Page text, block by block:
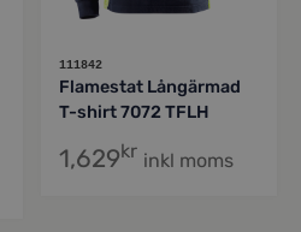
111842
Flamestat Långärmad
T-shirt 7072 TFLH
1,629kr inkl moms